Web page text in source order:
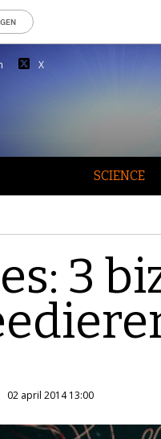
X
SCIENCE
3
02 april 2014 13:00